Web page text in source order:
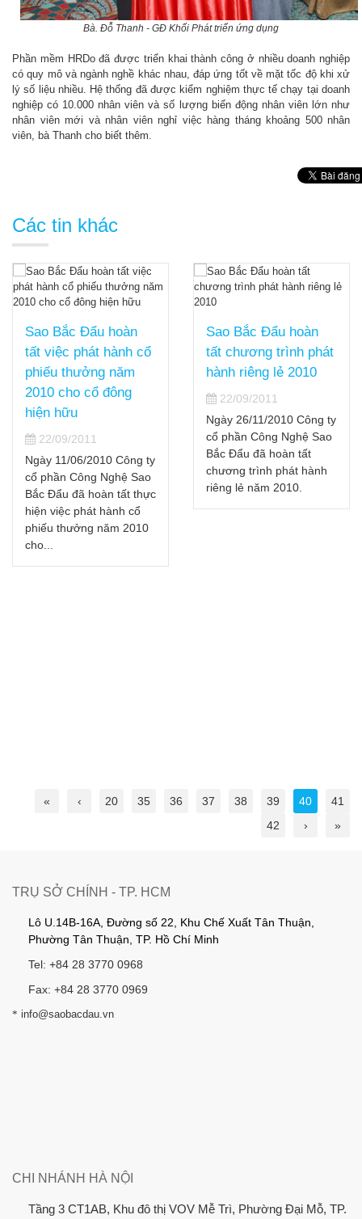
Bà. Đỗ Thanh - GĐ Khối Phát triển ứng dụng
Phần mềm HRDo đã được triển khai thành công ở nhiều doanh nghiệp
có quy mô và ngành nghề khác nhau, đáp ứng tốt về mặt tốc độ khi xử
lý số liệu nhiều. Hệ thống đã được kiểm nghiệm thực tế chạy tại doanh
nghiệp có 10.000 nhân viên và số lượng biến động nhân viên lớn như
nhân viên mới và nhân viên nghỉ việc hàng tháng khoảng 500 nhân
viên, bà Thanh cho biết thêm.
Các tin khác
Sao Bắc Đẩu hoàn
tất việc phát hành cổ
phiếu thưởng năm
2010 cho cổ đông
hiện hữu
22/09/2011
Ngày 11/06/2010 Công ty
cổ phần Công Nghệ Sao
Bắc Đẩu đã hoàn tất thực
hiện việc phát hành cổ
phiếu thưởng năm 2010
cho...
Sao Bắc Đẩu hoàn
tất chương trình phát
hành riêng lẻ 2010
22/09/2011
Ngày 26/11/2010 Công ty
cổ phần Công Nghệ Sao
Bắc Đẩu đã hoàn tất
chương trình phát hành
riêng lẻ năm 2010.
« ‹ 20 35 36 37 38 39 40
41
42
› »
TRỤ SỞ CHÍNH - TP. HCM
Lô U.14B-16A, Đường số 22, Khu Chế Xuất Tân Thuận,
Phường Tân Thuận, TP. Hồ Chí Minh
Tel: +84 28 3770 0968
Fax: +84 28 3770 0969
* info@saobacdau.vn
CHI NHÁNH HÀ NỘI
Tầng 3 CT1AB, Khu đô thị VOV Mễ Trì, Phường Đại Mỗ, TP.